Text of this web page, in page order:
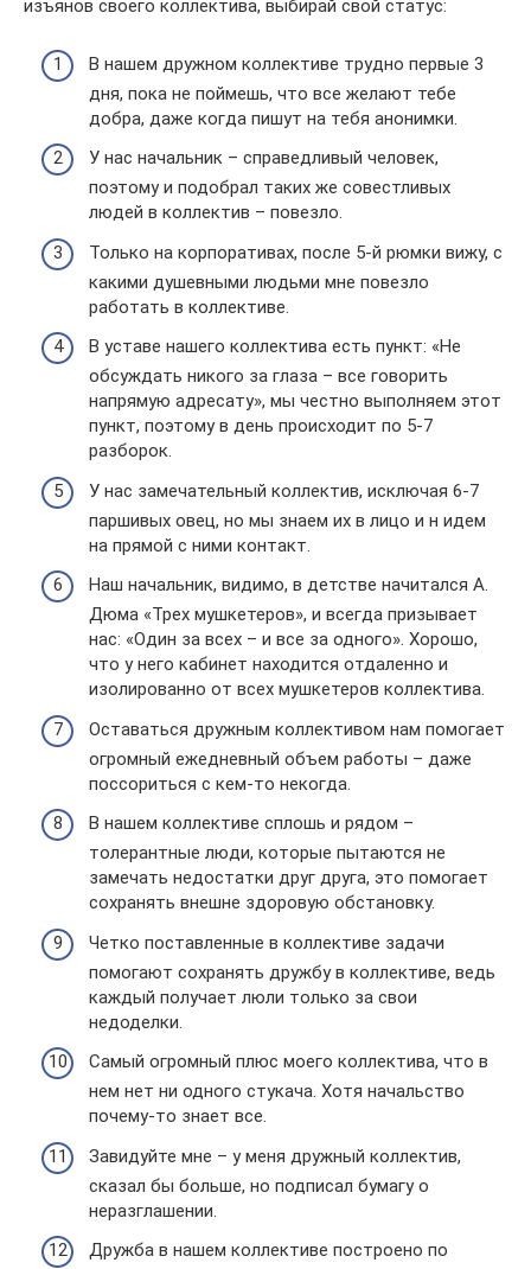
изъянов своего коллектива, выбирай свой статус:
В нашем дружном коллективе трудно первые 3
дня, пока не поймешь, что все желают тебе
добра, даже когда пишут на тебя анонимки.
У нас начальник – справедливый человек,
поэтому и подобрал таких же совестливых
людей в коллектив – повезло.
Только на корпоративах, после 5-й рюмки вижу, с
какими душевными людьми мне повезло
работать в коллективе.
В уставе нашего коллектива есть пункт: «Не
обсуждать никого за глаза – все говорить
напрямую адресату», мы честно выполняем этот
пункт, поэтому в день происходит по 5-7
разборок.
У нас замечательный коллектив, исключая 6-7
паршивых овец, но мы знаем их в лицо и н идем
на прямой с ними контакт.
Наш начальник, видимо, в детстве начитался А.
Дюма «Трех мушкетеров», и всегда призывает
нас: «Один за всех – и все за одного». Хорошо,
что у него кабинет находится отдаленно и
изолированно от всех мушкетеров коллектива.
Оставаться дружным коллективом нам помогает
огромный ежедневный объем работы – даже
поссориться с кем-то некогда.
В нашем коллективе сплошь и рядом –
толерантные люди, которые пытаются не
замечать недостатки друг друга, это помогает
сохранять внешне здоровую обстановку.
Четко поставленные в коллективе задачи
помогают сохранять дружбу в коллективе, ведь
каждый получает люли только за свои
недоделки.
Самый огромный плюс моего коллектива, что в
нем нет ни одного стукача. Хотя начальство
почему-то знает все.
Завидуйте мне – у меня дружный коллектив,
сказал бы больше, но подписал бумагу о
неразглашении.
Дружба в нашем коллективе построено по